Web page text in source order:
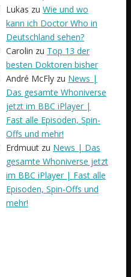
Lukas zu Wie und wo
kann ich Doctor Who in
Deutschland sehen?
Carolin zu Top 13 der
besten Doktoren bisher
André McFly zu News |
Das gesamte Whoniverse
jetzt im BBC iPlayer |
Fast alle Episoden, Spin-
Offs und mehr!
Erdmuut zu News | Das
gesamte Whoniverse jetzt
im BBC iPlayer | Fast alle
Episoden, Spin-Offs und
mehr!